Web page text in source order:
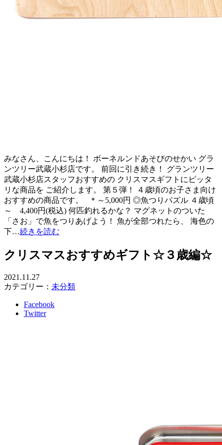
みなさん、こんにちは！ ボーネルンドあそびのせかい グラ
ンツリー武蔵小杉店です。 前回に引き続き！ グランツリー
武蔵小杉店スタッフおすすめの クリスマスギフトにピッタ
リな商品を ご紹介します。 第５弾！ ４歳頃のお子さま向け
おすすめの商品です。 ＊～5,000円 ◎魚つりパズル ４歳頃
～ 4,400円(税込) 何匹釣れるかな？ マグネットのついた
「さお」で魚をつりあげよう！ 魚が全部つれたら、 海色の
下…続きを読む
クリスマスおすすめギフト☆３歳編☆
2021.11.27
カテゴリー： 未分類
Facebook
Twitter